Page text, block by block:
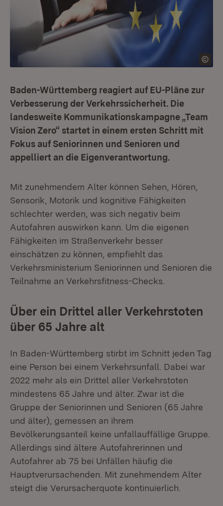
Baden-Württemberg reagiert auf EU-Pläne zur
Verbesserung der Verkehrssicherheit. Die
landesweite Kommunikationskampagne „Team
Vision Zero“ startet in einem ersten Schritt mit
Fokus auf Seniorinnen und Senioren und
appelliert an die Eigenverantwortung.
Mit zunehmendem Alter können Sehen, Hören,
Sensorik, Motorik und kognitive Fähigkeiten
schlechter werden, was sich negativ beim
Autofahren auswirken kann. Um die eigenen
Fähigkeiten im Straßenverkehr besser
einschätzen zu können, empfiehlt das
Verkehrsministerium Seniorinnen und Senioren die
Teilnahme an Verkehrsfitness-Checks.
Über ein Drittel aller Verkehrstoten
über 65 Jahre alt
In Baden-Württemberg stirbt im Schnitt jeden Tag
eine Person bei einem Verkehrsunfall. Dabei war
2022 mehr als ein Drittel aller Verkehrstoten
mindestens 65 Jahre und älter. Zwar ist die
Gruppe der Seniorinnen und Senioren (65 Jahre
und älter), gemessen an ihrem
Bevölkerungsanteil keine unfallauffällige Gruppe.
Allerdings sind ältere Autofahrerinnen und
Autofahrer ab 75 bei Unfällen häufig die
Hauptverursachenden. Mit zunehmendem Alter
steigt die Verursacherquote kontinuierlich.